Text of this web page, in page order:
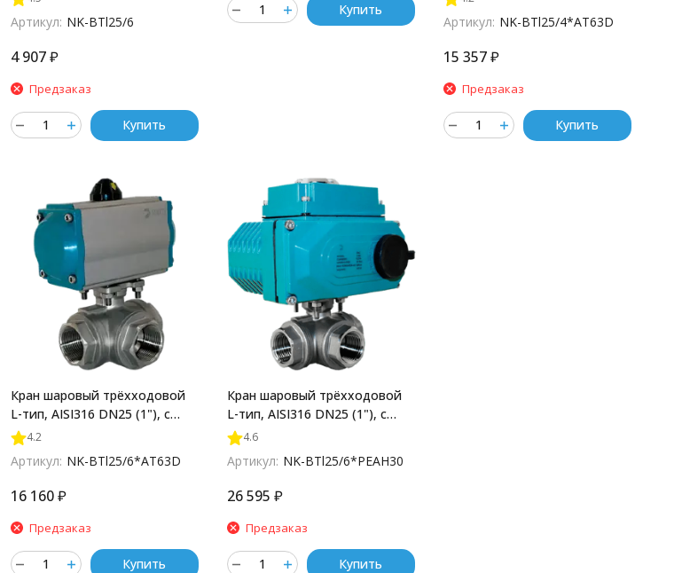
BTl25/6
Артикул: NK-BTl25/6
4 907 ₽
Предзаказ
Купить
Купить
пневмоприводом AT63D, NK-
BTl25/4*AT63D
Артикул: NK-BTl25/4*AT63D
15 357 ₽
Предзаказ
Купить
Кран шаровый трёхходовой
L-тип, AISI316 DN25 (1"), с
двухсторонним
пневмоприводом AT63D, NK-
BTl25/6*AT63D
4.2
Артикул: NK-BTl25/6*AT63D
16 160 ₽
Предзаказ
Купить
Кран шаровый трёхходовой
L-тип, AISI316 DN25 (1"), с
электроприводом AC 220V
(С-03), NK-BTl25/6*PEAH30
4.6
Артикул: NK-BTl25/6*PEAH30
26 595 ₽
Предзаказ
Купить